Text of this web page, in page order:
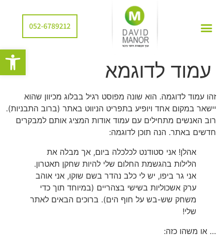
פתח
052-6789212
עמוד לדוגמא
זהו עמוד לדוגמה. הוא שונה מפוסט רגיל בבלוג מכיוון שהוא
יישאר במקום אחד ויופיע בתפריט הניווט באתר (ברוב התבניות).
רוב האנשים מתחילים עם עמוד אודות המציג אותם למבקרים
חדשים באתר. הנה תוכן לדוגמה:
אהלן! אני סטודנט לכלכלה ביום, אך מבלה את
הלילות בהגשמת החלום שלי להיות שחקן תאטרון.
אני גר ביפו, יש לי כלב נהדר בשם שוקו, אני אוהב
ערק אשכוליות בשישי בצהריים (במיוחד תוך כדי
משחק שש-בש על חוף הים). ברוכים הבאים לאתר
שלי!
… או משהו כזה: